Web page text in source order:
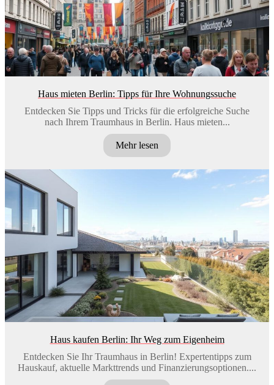
Haus mieten Berlin: Tipps für Ihre Wohnungssuche
Entdecken Sie Tipps und Tricks für die erfolgreiche Suche
nach Ihrem Traumhaus in Berlin. Haus mieten...
Mehr lesen
Haus kaufen Berlin: Ihr Weg zum Eigenheim
Entdecken Sie Ihr Traumhaus in Berlin! Expertentipps zum
Hauskauf, aktuelle Markttrends und Finanzierungsoptionen....